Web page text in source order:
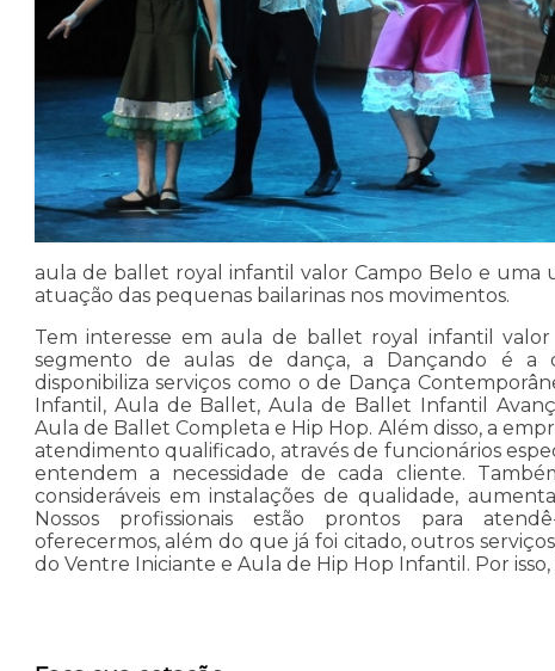
aula de ballet royal infantil valor Campo Belo e uma
atuação das pequenas bailarinas nos movimentos.
Tem interesse em aula de ballet royal infantil
segmento de aulas de dança, a Dançando é a
disponibiliza serviços como o de Dança
Infantil, Aula de Ballet, Aula de Ballet Infantil
Aula de Ballet Completa e Hip Hop. Além disso, a
atendimento qualificado, através de funcionários
entendem a necessidade de cada cliente.
consideráveis em instalações de qualidade,
Nossos profissionais estão prontos para
oferecermos, além do que já foi citado, outros
do Ventre Iniciante e Aula de Hip Hop Infantil. Por isso,